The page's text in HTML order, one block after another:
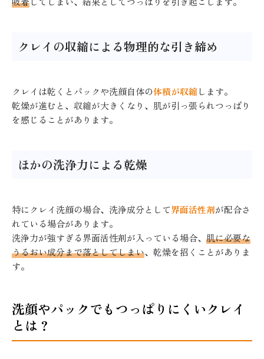
クレイの収縮による物理的な引き締め
クレイは乾くとパックや洗顔自体の体積が収縮します。
乾燥が進むと、収縮が大きくなり、肌が引っ張られつっぱり
を感じることがあります。
ほかの洗浄力による乾燥
特にクレイ洗顔の場合、洗浄成分として界面活性剤が配合さ
れている場合があります。
洗浄力が強すぎる界面活性剤が入っている場合、 肌に必要な
うるおい成分まで落としてしまい、乾燥を招くことがありま
す。
洗顔やパックでもつっぱりにくいクレイ
とは？